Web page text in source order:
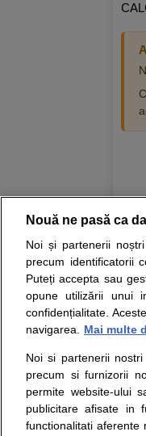
Nouă ne pasă ca
Noi și partenerii noștri
precum identificatorii
Puteți accepta sau
opune utilizării unui
confidențialitate.
navigarea.
Mai multe
Noi si partenerii
precum si furnizorii
permite website-ului
publicitare afisate in
functionalitati aferente